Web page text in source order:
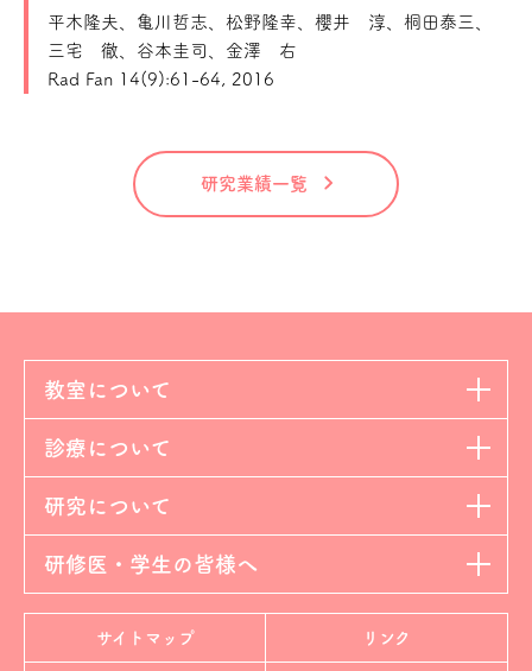
平木隆夫、亀川哲志、松野隆幸、櫻井 淳、桐田泰三、
三宅 徹、谷本圭司、金澤 右
Rad Fan 14(9):61-64, 2016
研究業績一覧
教室について
診療について
研究について
研修医・学生の皆様へ
サイトマップ リンク